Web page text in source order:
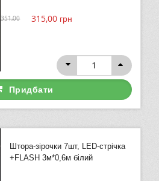
351,00 315,00 грн
Придбати
Штора-зірочки 7шт, LED-стрічка
+FLASH 3м*0,6м білий